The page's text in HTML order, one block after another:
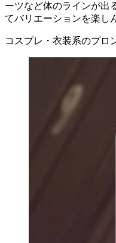
ーツなど体のラインが出
てバリエーションを楽し
コスプレ・衣装系のプロ